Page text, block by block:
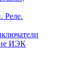
Реле.
ИЭК